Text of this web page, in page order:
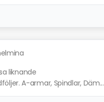
liknande
A-armar, Spindlar, Däm...